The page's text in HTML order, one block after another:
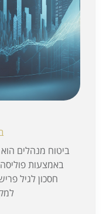
ביטוח מנהלים הוא
באמצעות
חסכון לגיל